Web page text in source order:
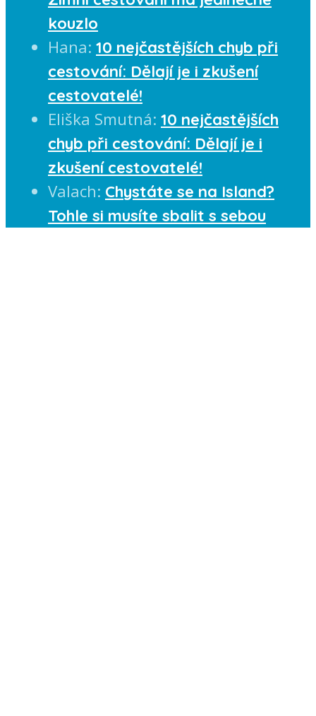
kouzlo
Hana: 10 nejčastějších chyb při
cestování: Dělají je i zkušení
cestovatelé!
Eliška Smutná: 10 nejčastějších
chyb při cestování: Dělají je i
zkušení cestovatelé!
Valach: Chystáte se na Island?
Tohle si musíte sbalit s sebou